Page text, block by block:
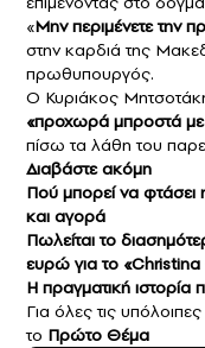
«Μην περιμένετε την
στην καρδιά της
πρωθυπουργός.
Ο Κυριάκος
«προχωρά μπροστά με
πίσω τα λάθη του
Διαβάστε ακόμη
Πού μπορεί να φτάσει
και αγορά
Πωλείται το
ευρώ για το
Η πραγματική ιστορία
Για όλες τις υπόλοιπες
το Πρώτο Θέμα